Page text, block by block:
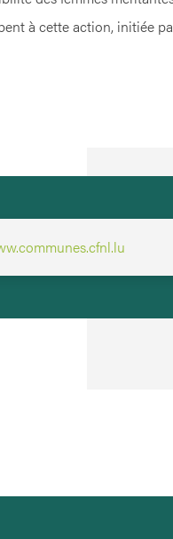
à cette action, initiée